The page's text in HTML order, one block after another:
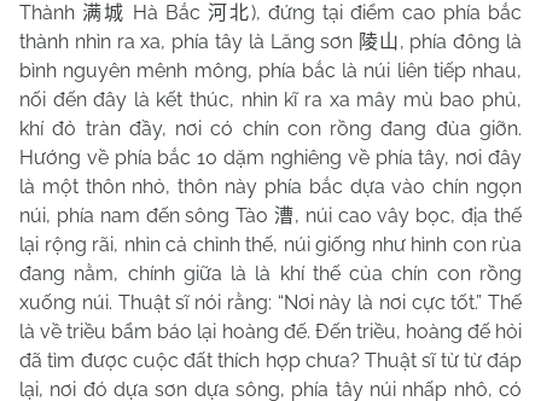
Thành 满城 Hà Bắc 河北), đứng tại điểm cao phía bắc
thành nhìn ra xa, phía tây là Lăng sơn 陵山, phía đông là
bình nguyên mênh mông, phía bắc là núi liên tiếp nhau,
nối đến đây là kết thúc, nhìn kĩ ra xa mây mù bao phủ,
khí đỏ tràn đầy, nơi có chín con rồng đang đùa giỡn.
Hướng về phía bắc 10 dặm nghiêng về phía tây, nơi đây
là một thôn nhỏ, thôn này phía bắc dựa vào chín ngọn
núi, phía nam đến sông Tào漕, núi cao vây bọc, địa thế
lại rộng rãi, nhìn cả chỉnh thế, núi giống như hình con rùa
đang nằm, chính giữa là là khí thế của chín con rồng
xuống núi. Thuật sĩ nói rằng: “Nơi này là nơi cực tốt.” Thế
là về triều bẩm báo lại hoàng đế. Đến triều, hoàng đế hỏi
đã tìm được cuộc đất thích hợp chưa? Thuật sĩ từ từ đáp
lại, nơi đó dựa sơn dựa sông, phía tây núi nhấp nhô, có